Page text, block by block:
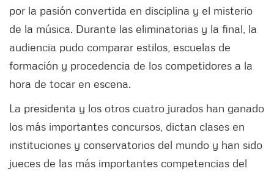
por la pasión convertida en disciplina y el misterio
de la música. Durante las eliminatorias y la final, la
audiencia pudo comparar estilos, escuelas de
formación y procedencia de los competidores a la
hora de tocar en escena.
La presidenta y los otros cuatro jurados han ganado
los más importantes concursos, dictan clases en
instituciones y conservatorios del mundo y han sido
jueces de las más importantes competencias del